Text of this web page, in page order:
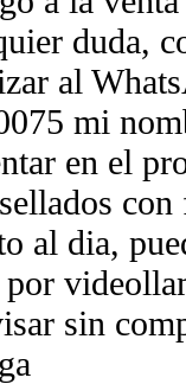
duda,
al
mi
en el
con
al dia,
por
sin